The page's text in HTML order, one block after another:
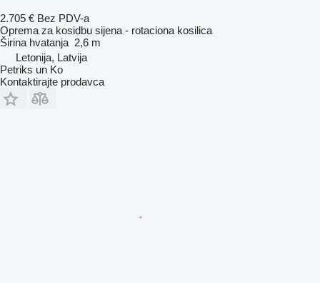
2.705 € Bez PDV-a
Oprema za kosidbu sijena - rotaciona kosilica
Širina hvatanja 2,6 m
Letonija, Latvija
Petriks un Ko
Kontaktirajte prodavca